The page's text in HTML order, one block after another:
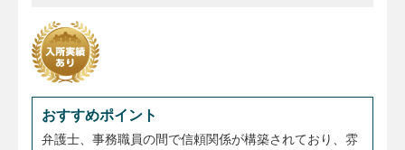
おすすめポイント
弁護士、事務職員の間で信頼関係が構築されており、雰